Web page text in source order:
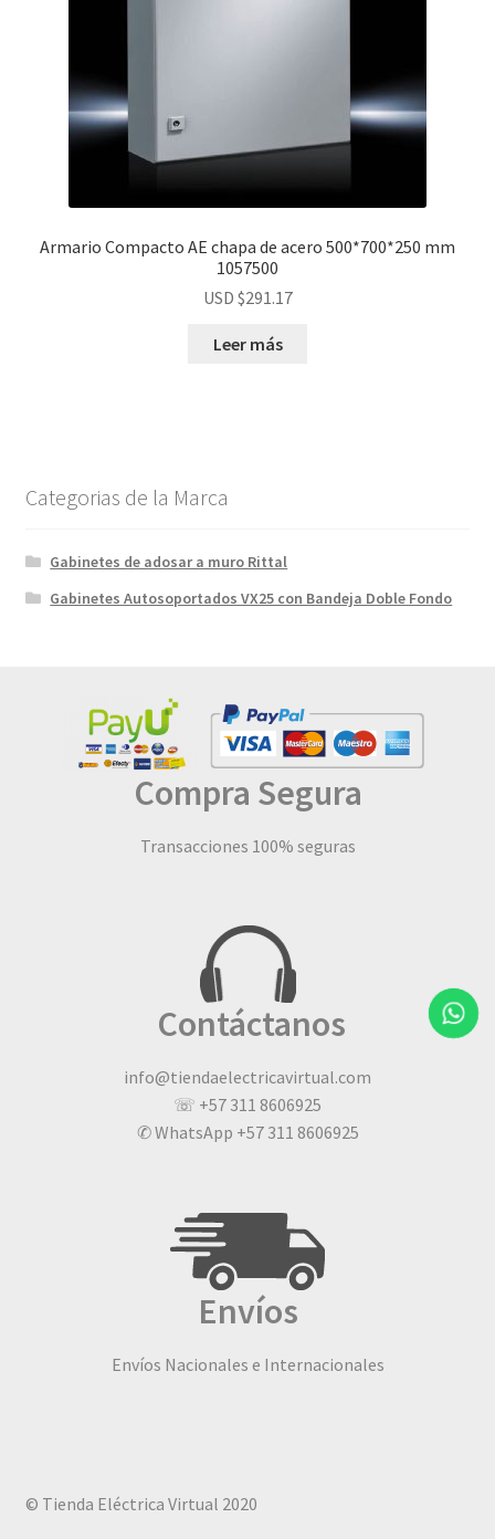
Armario Compacto AE chapa de acero 500*700*250 mm
1057500
USD $291.17
Leer más
Categorias de la Marca
Gabinetes de adosar a muro Rittal
Gabinetes Autosoportados VX25 con Bandeja Doble Fondo
Compra Segura
Transacciones 100% seguras
Contáctanos
info@tiendaelectricavirtual.com
☏ +57 311 8606925
✆ WhatsApp +57 311 8606925
Envíos
Envíos Nacionales e Internacionales
© Tienda Eléctrica Virtual 2020